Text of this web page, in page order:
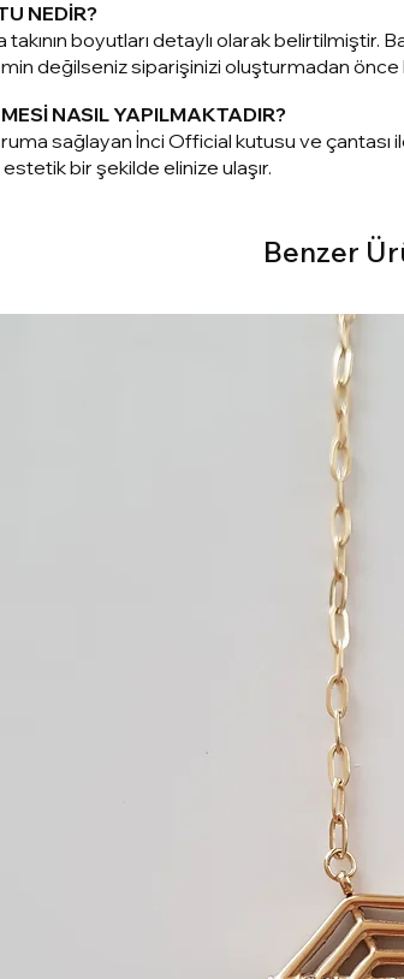
NEDİR?
takının boyutları detaylı olarak
değilseniz siparişinizi oluşturmadan
NASIL YAPILMAKTADIR?
sağlayan İnci Official kutusu ve
bir şekilde elinize ulaşır.
Benzer